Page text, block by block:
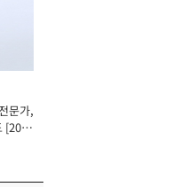
문가,
[2026